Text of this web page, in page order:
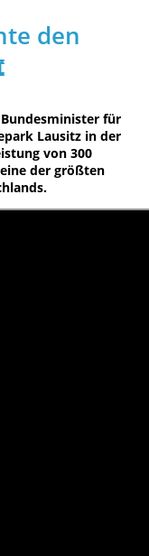
den
für
Lausitz in der
von 300
der größten